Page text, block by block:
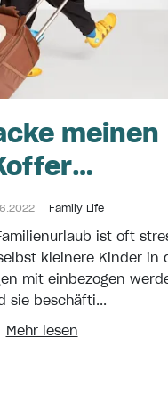
meinen
Family Life
ist oft
kleinere Kinder in
mit einbezogen
sie beschäfti...
Mehr lesen